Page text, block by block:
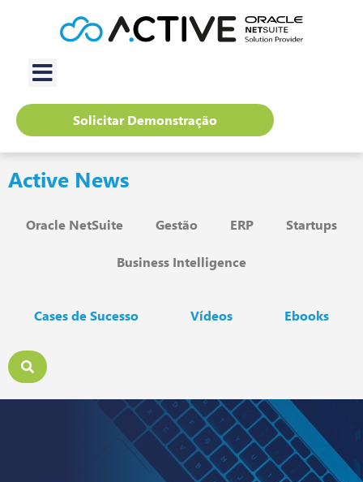
Solicitar Demonstração
Active News
Oracle NetSuite Gestão ERP Startups
Business Intelligence
Cases de Sucesso Vídeos Ebooks